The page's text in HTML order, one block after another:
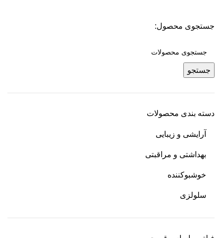
جستجوی محصول:
جستجو
دسته بندی محصولات
آرایشی و زیبایی
بهداشتی و مراقبتی
خوشبوکننده
سلولزی